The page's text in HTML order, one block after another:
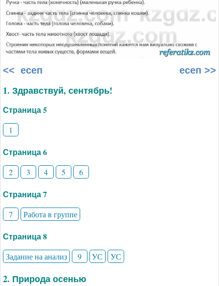
<< есеп есеп >>
1. Здравствуй, сентябрь!
Страница 5
1
Страница 6
2 3 4 5 6
Страница 7
7 Работа в группе
Страница 8
Задание на анализ 9 УС УС
2. Природа осенью